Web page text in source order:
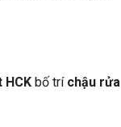
HCK bố trí chậu rửa